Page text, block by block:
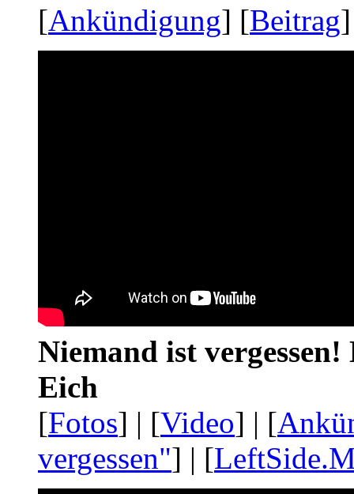
[Ankündigung] [Beitrag
Niemand ist
Eich
[Fotos] | [Video] | [
vergessen"] | [